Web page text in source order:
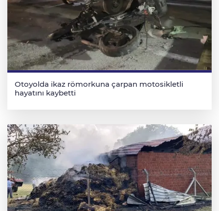
Otoyolda ikaz römorkuna çarpan motosikletli
hayatını kaybetti